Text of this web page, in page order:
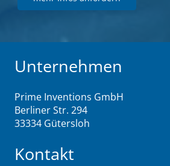
Unternehmen
Prime Inventions GmbH
Berliner Str. 294
33334 Gütersloh
Kontakt